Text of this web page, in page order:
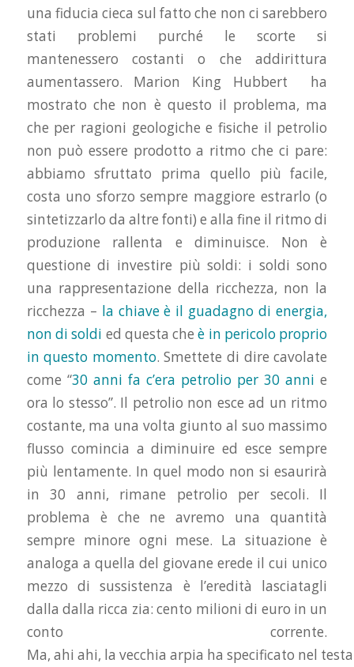
una fiducia cieca sul fatto che non ci sarebbero
stati problemi purché le scorte si
mantenessero costanti o che addirittura
aumentassero. Marion King Hubbert ha
mostrato che non è questo il problema, ma
che per ragioni geologiche e fisiche il petrolio
non può essere prodotto a ritmo che ci pare:
abbiamo sfruttato prima quello più facile,
costa uno sforzo sempre maggiore estrarlo (o
sintetizzarlo da altre fonti) e alla fine il ritmo di
produzione rallenta e diminuisce. Non è
questione di investire più soldi: i soldi sono
una rappresentazione della ricchezza, non la
ricchezza – la chiave è il guadagno di energia,
non di soldi ed questa cheè in pericolo proprio
in questo momento. Smettete di dire cavolate
come “30 anni fa c’era petrolio per 30 anni e
ora lo stesso”. Il petrolio non esce ad un ritmo
costante, ma una volta giunto al suo massimo
flusso comincia a diminuire ed esce sempre
più lentamente. In quel modo non si esaurirà
in 30 anni, rimane petrolio per secoli. Il
problema è che ne avremo una quantità
sempre minore ogni mese. La situazione è
analoga a quella del giovane erede il cui unico
mezzo di sussistenza è l’eredità lasciatagli
dalla dalla ricca zia: cento milioni di euro in un
conto corrente.
Ma, ahi ahi, la vecchia arpia ha specificato nel